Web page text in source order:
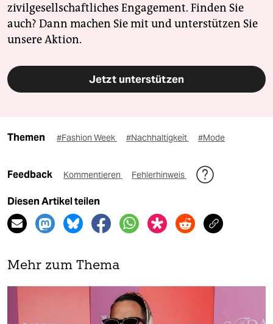
zivilgesellschaftliches Engagement. Finden Sie
auch? Dann machen Sie mit und unterstützen Sie
unsere Aktion.
Jetzt unterstützen
Themen #Fashion Week #Nachhaltigkeit #Mode
Feedback Kommentieren Fehlerhinweis
Diesen Artikel teilen
Mehr zum Thema